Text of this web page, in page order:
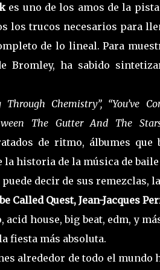
es uno de los amos de la
los trucos necesarios para
de lo lineal. Para
Bromley, ha sabido
Through Chemistry”, “You’ve
The Gutter And The
de ritmo, álbumes que
la historia de la música de
decir de sus remezclas,
Called Quest, Jean-Jacques
acid house, big beat, edm, y
fiesta más absoluta.
alrededor de todo el